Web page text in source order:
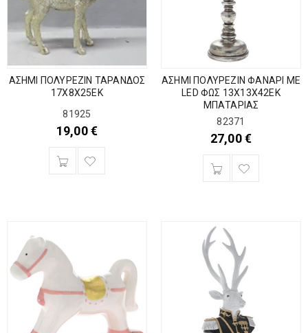
ΑΣΗΜΙ ΠΟΛΥΡΕΖΙΝ ΤΑΡΑΝΔΟΣ
17Χ8Χ25ΕΚ
81925
19,00€
ΑΣΗΜΙ ΠΟΛΥΡΕΖΙΝ ΦΑΝΑΡΙ ΜΕ
LED ΦΩΣ 13Χ13Χ42ΕΚ
ΜΠΑΤΑΡΙΑΣ
82371
27,00€